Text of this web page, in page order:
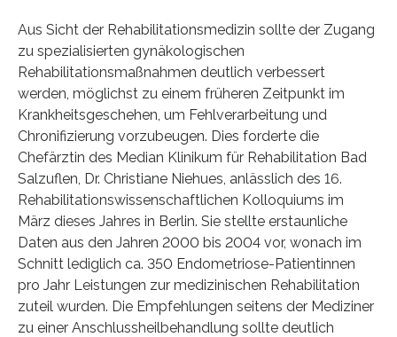
Aus Sicht der Rehabilitationsmedizin sollte der Zugang
zu spezialisierten gynäkologischen
Rehabilitationsmaßnahmen deutlich verbessert
werden, möglichst zu einem früheren Zeitpunkt im
Krankheitsgeschehen, um Fehlverarbeitung und
Chronifizierung vorzubeugen. Dies forderte die
Chefärztin des Median Klinikum für Rehabilitation Bad
Salzuflen, Dr. Christiane Niehues, anlässlich des 16.
Rehabilitationswissenschaftlichen Kolloquiums im
März dieses Jahres in Berlin. Sie stellte erstaunliche
Daten aus den Jahren 2000 bis 2004 vor, wonach im
Schnitt lediglich ca. 350 Endometriose-Patientinnen
pro Jahr Leistungen zur medizinischen Rehabilitation
zuteil wurden. Die Empfehlungen seitens der Mediziner
zu einer Anschlussheilbehandlung sollte deutlich